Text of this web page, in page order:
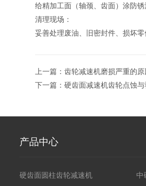
给精加工面（轴颈、齿面）涂防锈
清理现场：
妥善处理废油、旧密封件、损坏零
上一篇：齿轮减速机磨损严重的
下一篇：硬齿面减速机齿轮点蚀
产品中心
硬齿面圆柱齿轮减速机 中